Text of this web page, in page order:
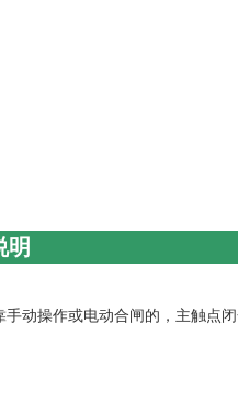
明
动操作或电动合闸的，主触点